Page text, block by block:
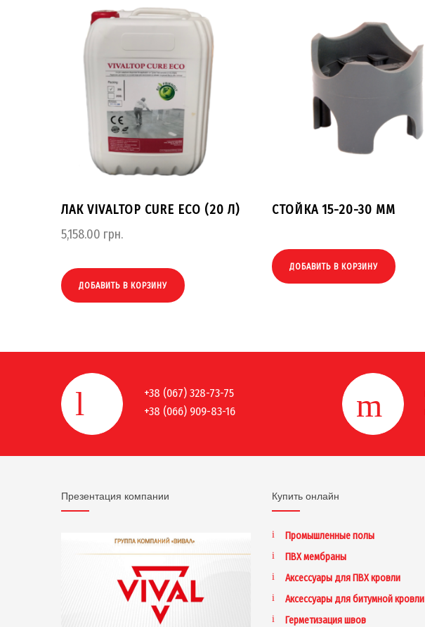
ЛАК VIVALTOP CURE ECO (20 Л)
5,158.00 грн.
ДОБАВИТЬ В КОРЗИНУ
СТОЙКА 15-20-30 ММ
ДОБАВИТЬ В КОРЗИНУ
+38 (067) 328-73-75
+38 (066) 909-83-16
Презентация компании Купить онлайн
Промышленные полы
ПВХ мембраны
Аксессуары для ПВХ кровли
Аксессуары для битумной кровли
Герметизация швов